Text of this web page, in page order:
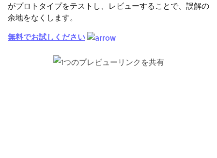
がプロトタイプをテストし、レビューすることで、誤解の
余地をなくします。
無料でお試しください